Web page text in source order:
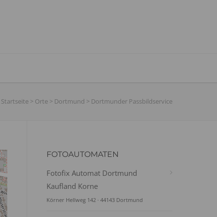
Startseite > Orte > Dortmund > Dortmunder Passbildservice
FOTOAUTOMATEN
Fotofix Automat Dortmund
Kaufland Korne
Körner Hellweg 142 · 44143 Dortmund